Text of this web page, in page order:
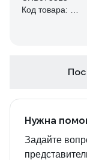
Код товара:
Нужна
Задайте